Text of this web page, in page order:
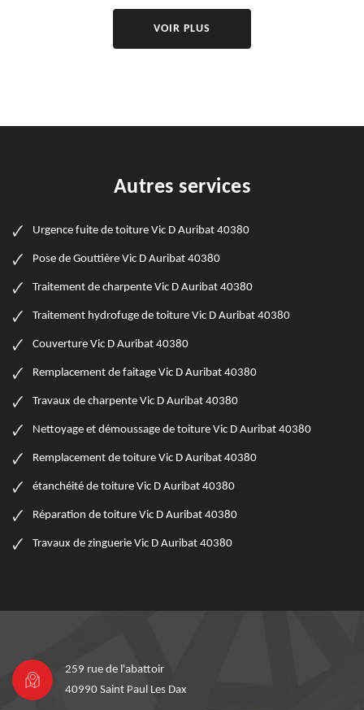
VOIR PLUS
Autres services
Urgence fuite de toiture Vic D Auribat 40380
Pose de Gouttière Vic D Auribat 40380
Traitement de charpente Vic D Auribat 40380
Traitement hydrofuge de toiture Vic D Auribat 40380
Couverture Vic D Auribat 40380
Remplacement de faitage Vic D Auribat 40380
Travaux de charpente Vic D Auribat 40380
Nettoyage et démoussage de toiture Vic D Auribat 40380
Remplacement de toiture Vic D Auribat 40380
étanchéité de toiture Vic D Auribat 40380
Réparation de toiture Vic D Auribat 40380
Travaux de zinguerie Vic D Auribat 40380
259 rue de l'abattoir
40990 Saint Paul Les Dax